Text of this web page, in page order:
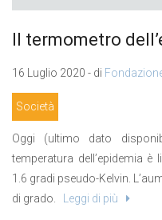
Il termometro
16 Luglio 2020 - di
Società
Oggi (ultimo dato
temperatura dell’epidemia
1.6 gradi pseudo-Kelvin.
di grado.
Leggi di più